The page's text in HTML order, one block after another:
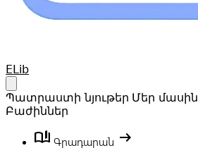
Your Company
ELib
Պատրաստի նյութեր Մեր մասին
Բաժիններ
book_ribbon Գրադարան arrow_right_alt